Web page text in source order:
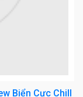
Biển Cực Chill